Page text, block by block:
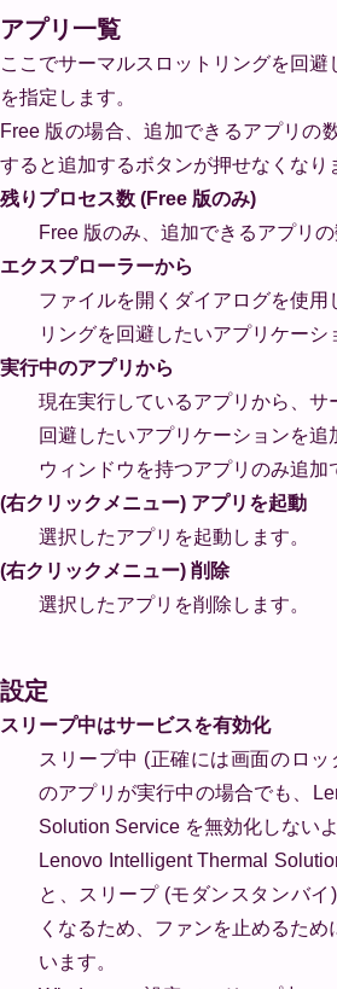
アプリ一覧
ここでサーマルスロットリングを回避
を指定します。
Free 版の場合、追加できるアプリの
すると追加するボタンが押せなくなり
残りプロセス数 (Free 版のみ)
Free 版のみ、追加できるアプリの
エクスプローラーから
ファイルを開くダイアログを使用
リングを回避したいアプリケーシ
実行中のアプリから
現在実行しているアプリから、サ
回避したいアプリケーションを追
ウィンドウを持つアプリのみ追加
(右クリックメニュー) アプリを起動
選択したアプリを起動します。
(右クリックメニュー) 削除
選択したアプリを削除します。
設定
スリープ中はサービスを有効化
スリープ中 (正確には画面のロッ
のアプリが実行中の場合でも、
Solution Service を無効化しない
Lenovo Intelligent Thermal
と、スリープ (モダンスタンバ
くなるため、ファンを止めるた
います。